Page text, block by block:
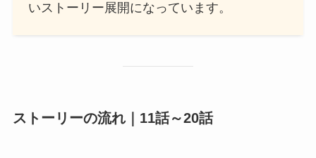
いストーリー展開になっています。
ストーリーの流れ｜11話～20話